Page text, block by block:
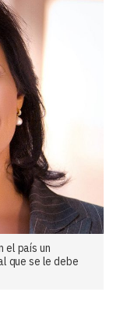
el país un
que se le debe